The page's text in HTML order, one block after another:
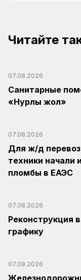
Читайте
07.08.2026
Санитарные
«Нурлы жол»
07.08.2026
Для ж/д
техники начали
пломбы в ЕАЭС
07.08.2026
Реконструкция
графику
07.08.2026